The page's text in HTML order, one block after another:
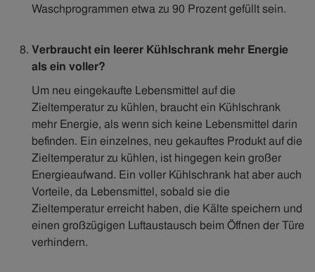
Waschprogrammen etwa zu 90 Prozent gefüllt sein.
Verbraucht ein leerer Kühlschrank mehr Energie
als ein voller?
Um neu eingekaufte Lebensmittel auf die
Zieltemperatur zu kühlen, braucht ein Kühlschrank
mehr Energie, als wenn sich keine Lebensmittel darin
befinden. Ein einzelnes, neu gekauftes Produkt auf die
Zieltemperatur zu kühlen, ist hingegen kein großer
Energieaufwand. Ein voller Kühlschrank hat aber auch
Vorteile, da Lebensmittel, sobald sie die
Zieltemperatur erreicht haben, die Kälte speichern und
einen großzügigen Luftaustausch beim Öffnen der Türe
verhindern.